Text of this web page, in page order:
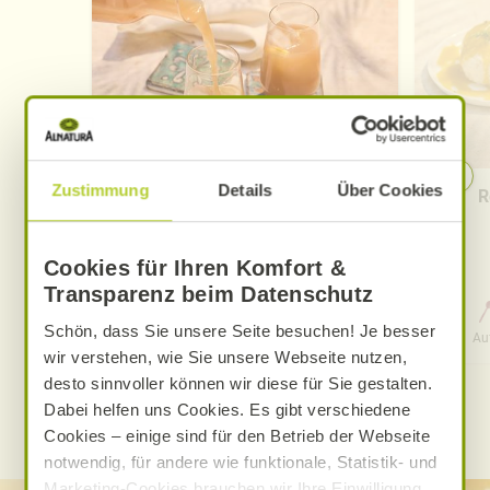
Zustimmung Details Über Cookies
Cookies für Ihren Komfort &
Transparenz beim Datenschutz
Schön, dass Sie unsere Seite besuchen! Je besser
wir verstehen, wie Sie unsere Webseite nutzen,
desto sinnvoller können wir diese für Sie gestalten.
Dabei helfen uns Cookies. Es gibt verschiedene
Cookies – einige sind für den Betrieb der Webseite
notwendig, für andere wie funktionale, Statistik- und
Pfirsich-Eistee
Aufwand
0 Std. 15 Min.
Gesamtzeit
WEITERE ALNATURA REZEPTE FINDEN